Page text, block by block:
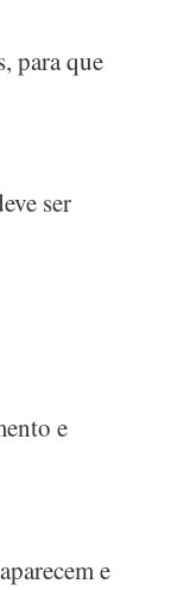
para que
ser
e
e